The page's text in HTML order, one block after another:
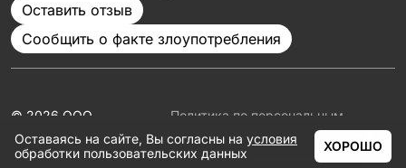
ГЛАВНАЯ КАТАЛОГ АКЦИИ КАЛЬКУЛЯТОР
Оставаясь на сайте, Вы согласны на условия
обработки пользовательских данных
ХОРОШО
Оставить отзыв
Сообщить о факте злоупотребления
© 2026 ООО
Автолизинг»
Политика по персональным
Документация
Партнеры